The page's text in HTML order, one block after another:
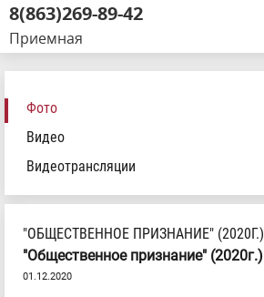
8(863)269-89-42
Приемная
Фото
Видео
Видеотрансляции
"ОБЩЕСТВЕННОЕ ПРИЗНАНИЕ" (2020Г.)
"Общественное признание" (2020г.)
01.12.2020